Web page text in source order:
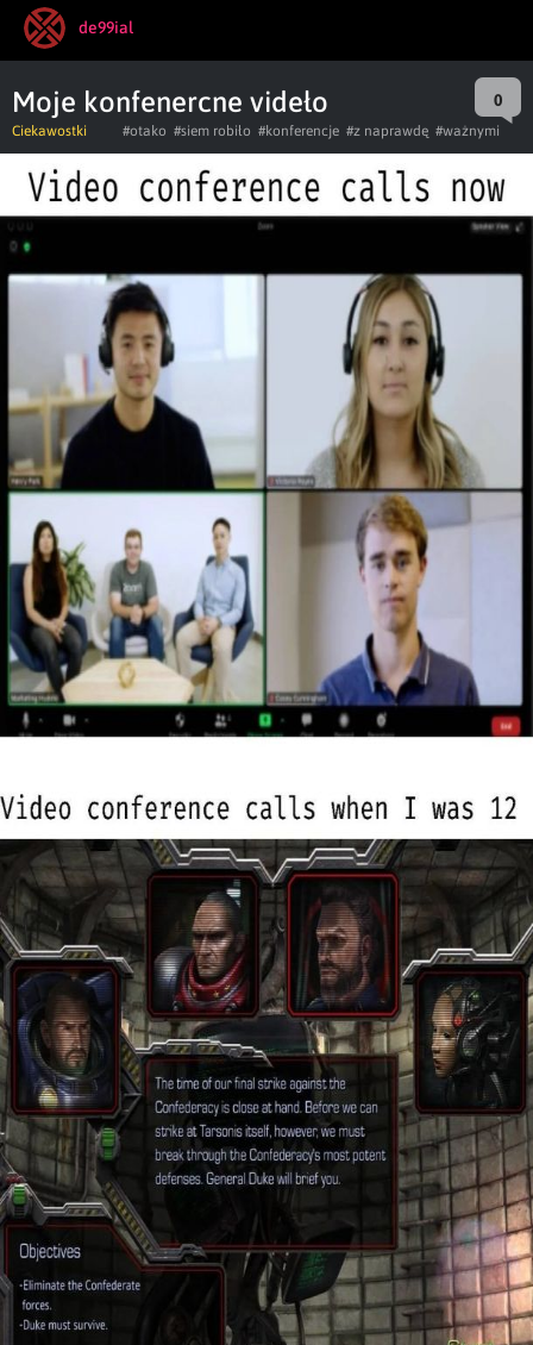
de99ial
Moje konfenercne videło 0
Ciekawostki #otako #siem robiło #konferencje #z naprawdę #ważnymi